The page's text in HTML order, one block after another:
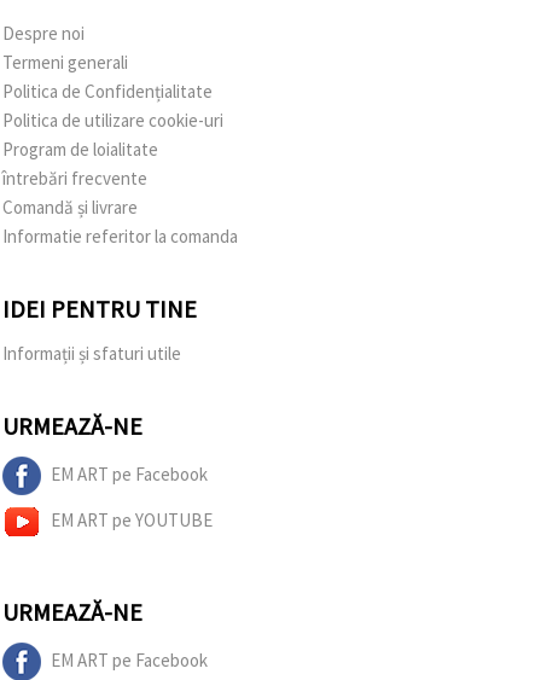
Despre noi
Termeni generali
Politica de Confidențialitate
Politica de utilizare cookie-uri
Program de loialitate
întrebări frecvente
Comandă și livrare
Informatie referitor la comanda
IDEI PENTRU TINE
Informații și sfaturi utile
URMEAZĂ-NE
EM ART pe Facebook
EM ART pe YOUTUBE
URMEAZĂ-NE
EM ART pe Facebook